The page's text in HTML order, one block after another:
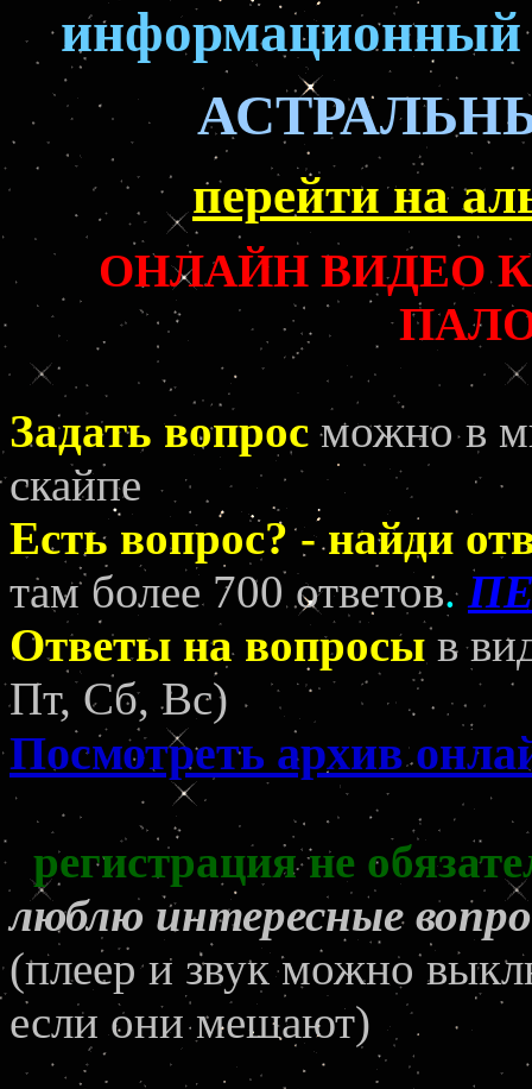
информационный
перейти на
ОНЛАЙН ВИДЕО
Задать вопрос можно в
скайпе
Есть вопрос? - найди
там более 700 ответов.
Ответы на вопросы в
Пт, Сб, Вс)
Посмотреть архив
регистрация не
люблю интересные
(плеер и звук можно
если они мешают)